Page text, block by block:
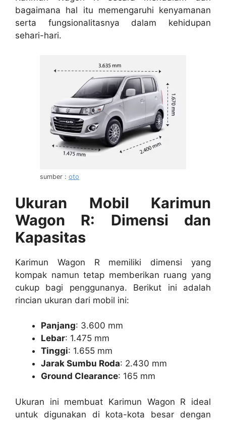
bagaimana hal itu memengaruhi kenyamanan
serta fungsionalitasnya dalam kehidupan
sehari-hari.
sumber : oto
Ukuran Mobil Karimun
Wagon R: Dimensi dan
Kapasitas
Karimun Wagon R memiliki dimensi yang
kompak namun tetap memberikan ruang yang
cukup bagi penggunanya. Berikut ini adalah
rincian ukuran dari mobil ini:
Panjang: 3.600 mm
Lebar: 1.475 mm
Tinggi: 1.655 mm
Jarak Sumbu Roda: 2.430 mm
Ground Clearance: 165 mm
Ukuran ini membuat Karimun Wagon R ideal
untuk digunakan di kota-kota besar dengan